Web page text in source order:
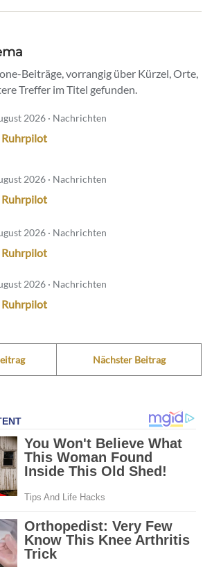
Beiträge, vorrangig über Kürzel, Orte,
Treffer im Titel gefunden.
2026 · Nachrichten
Ruhrpilot
2026 · Nachrichten
Ruhrpilot
2026 · Nachrichten
Ruhrpilot
2026 · Nachrichten
Ruhrpilot
Nächster Beitrag